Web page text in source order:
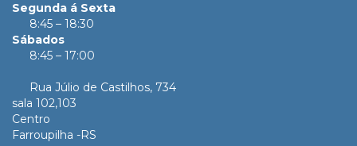
Segunda á Sexta
8:45 – 18:30
Sábados
8:45 – 17:00
Rua Júlio de Castilhos, 734
sala 102,103
Centro
Farroupilha -RS